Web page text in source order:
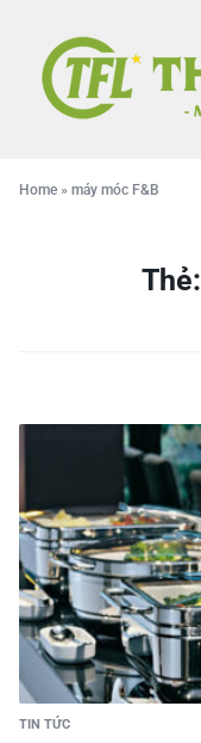
Home » máy móc F&B
Thẻ:
TIN TỨC